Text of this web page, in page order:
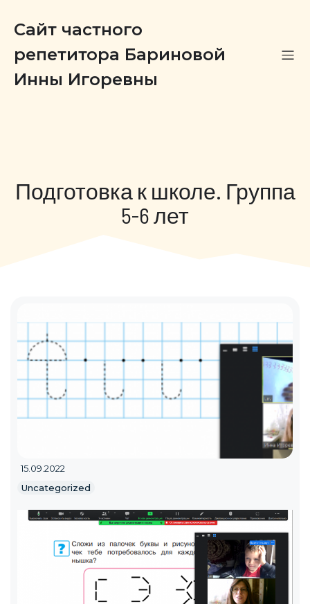
Сайт частного
репетитора Бариновой
Инны Игоревны
Подготовка к школе. Группа
5-6 лет
15.09.2022
Uncategorized